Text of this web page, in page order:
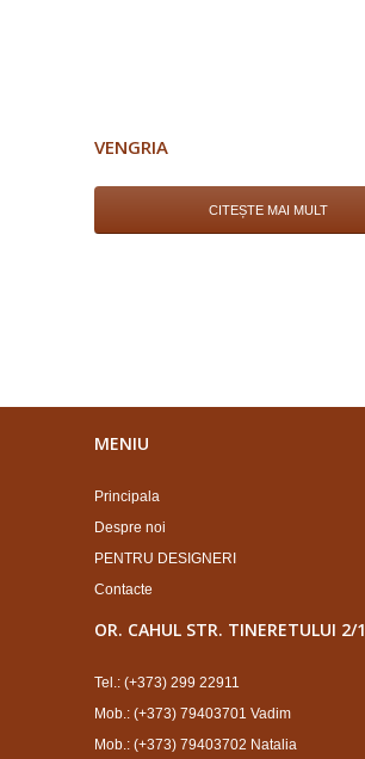
VENGRIA
CITEȘTE MAI MULT
MENIU
Principala
Despre noi
PENTRU DESIGNERI
Contacte
OR. CAHUL STR. TINERETULUI 2/1
Tel.: (+373) 299 22911
Mob.: (+373) 79403701 Vadim
Mob.: (+373) 79403702 Natalia